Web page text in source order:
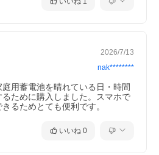
2026/7/13
nak********
用蓄電池を晴れている日・時間
ために購入しました。スマホで
るためとても便利です。
いいね 0